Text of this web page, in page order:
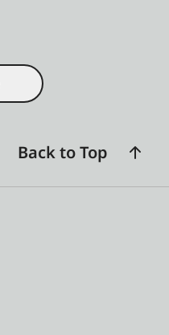
Back to Top